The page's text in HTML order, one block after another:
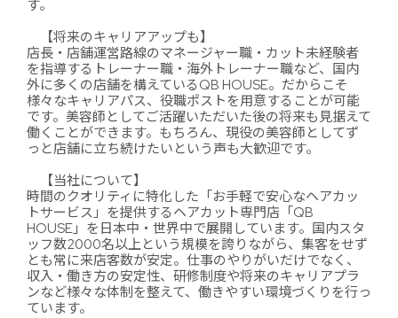
す。
【将来のキャリアアップも】
店長・店舗運営路線のマネージャー職・カット未経験者
を指導するトレーナー職・海外トレーナー職など、国内
外に多くの店舗を構えているQB HOUSE。だからこそ
様々なキャリアパス、役職ポストを用意することが可能
です。美容師としてご活躍いただいた後の将来も見据えて
働くことができます。もちろん、現役の美容師としてず
っと店舗に立ち続けたいという声も大歓迎です。
【当社について】
時間のクオリティに特化した「お手軽で安心なヘアカッ
トサービス」を提供するヘアカット専門店「QB
HOUSE」を日本中・世界中で展開しています。国内スタ
ッフ数2000名以上という規模を誇りながら、集客をせず
とも常に来店客数が安定。仕事のやりがいだけでなく、
収入・働き方の安定性、研修制度や将来のキャリアプラ
ンなど様々な体制を整えて、働きやすい環境づくりを行っ
ています。